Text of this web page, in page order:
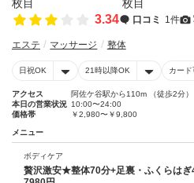
3.34 口コミ 1件
エステ マッサージ 整体
日祝OK 21時以降OK カード
アクセス
阿佐ケ谷駅から110m （徒歩2分）
本日の営業状況 10:00〜24:00
価格帯
￥2,980〜￥9,800
メニュー
ボディケア
贅沢激安★整体70分+足裏・ふくらは